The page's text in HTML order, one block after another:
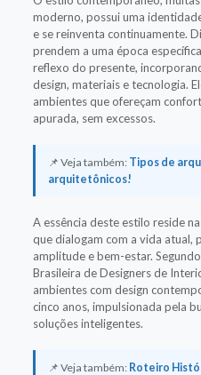
moderno, possui uma
e se reinventa continuamente.
prendem a uma época
reflexo do presente,
design, materiais e tecnologia.
ambientes que ofereçam
apurada, sem excessos.
📌 Veja também: Tipos de
arquitetônicos!
A essência deste estilo reside
que dialogam com a vida atual,
amplitude e bem-estar.
Brasileira de Designers de
ambientes com design
cinco anos, impulsionada pela
soluções inteligentes.
📌 Veja também: Roteiro